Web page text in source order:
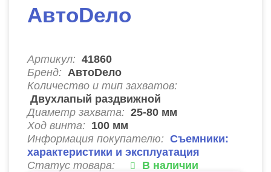
АвтоDело
Артикул: 41860
Бренд: АвтоDело
Количество и тип захватов:
Двухлапый раздвижной
Диаметр захвата: 25-80 мм
Ход винта: 100 мм
Информация покупателю: Съемники:
характеристики и эксплуатация
Статус товара:
В наличии